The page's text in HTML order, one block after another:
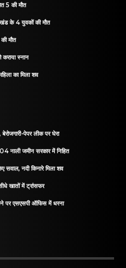
5 की मौत
के 4 युवकों की मौत
मौत
स्नान
का मिला शव
पेपर लीक पर घेरा
नाली जमीन सरकार में निहित
नदी किनारे मिला शव
खातों में ट्रांसफर
पर एसएसपी ऑफिस में धरना